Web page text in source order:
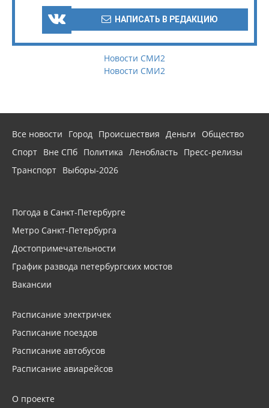
НАПИСАТЬ В РЕДАКЦИЮ
Новости СМИ2
Новости СМИ2
Все новости Город Происшествия Деньги
Общество
Спорт Вне СПб Политика Ленобласть Пресс-релизы
Транспорт Выборы-2026
Погода в Санкт-Петербурге
Метро Санкт-Петербурга
Достопримечательности
График развода петербургских мостов
Вакансии
Расписание электричек
Расписание поездов
Расписание автобусов
Расписание авиарейсов
О проекте